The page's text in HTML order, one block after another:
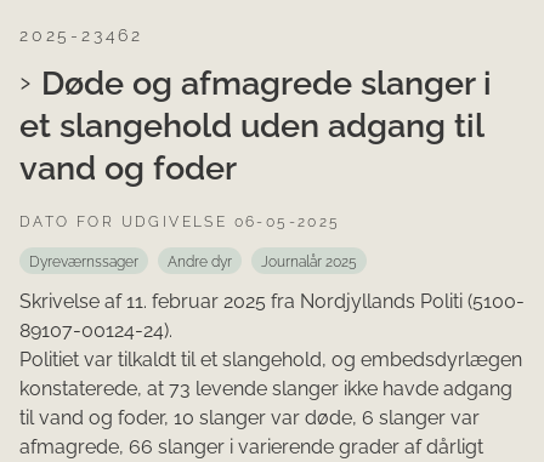
2025-23462
Døde og afmagrede slanger i
et slangehold uden adgang til
vand og foder
DATO FOR UDGIVELSE 06-05-2025
Dyreværnssager Andre dyr Journalår 2025
Skrivelse af 11. februar 2025 fra Nordjyllands Politi (5100-
89107-00124-24).
Politiet var tilkaldt til et slangehold, og embedsdyrlægen
konstaterede, at 73 levende slanger ikke havde adgang
til vand og foder, 10 slanger var døde, 6 slanger var
afmagrede, 66 slanger i varierende grader af dårligt